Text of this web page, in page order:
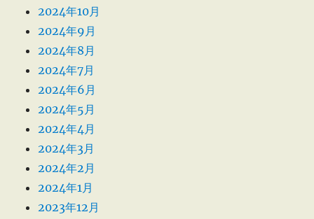
2024年10月
2024年9月
2024年8月
2024年7月
2024年6月
2024年5月
2024年4月
2024年3月
2024年2月
2024年1月
2023年12月